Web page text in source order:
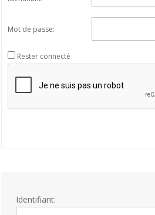
Mot de passe:
Rester connecté
Identifiant: